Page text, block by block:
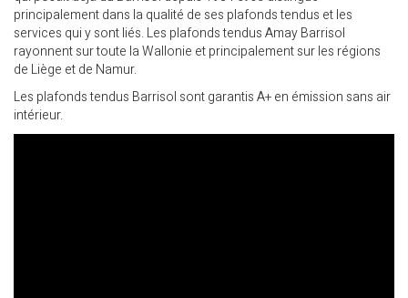
principalement dans la qualité de ses plafonds tendus et les
services qui y sont liés. Les plafonds tendus Amay Barrisol
rayonnent sur toute la Wallonie et principalement sur les régions
de Liège et de Namur.
Les plafonds tendus Barrisol sont garantis A+ en émission sans air
intérieur.